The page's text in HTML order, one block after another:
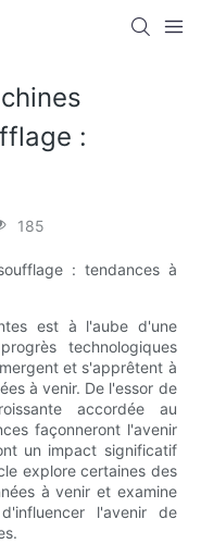
:
185
: tendances à
est à l'aube d'une
technologiques
et s'apprêtent à
à venir. De l'essor de
accordée au
façonneront l'avenir
un impact significatif
explore certaines des
à venir et examine
l'avenir de